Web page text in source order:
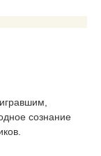
сознание